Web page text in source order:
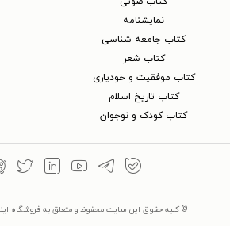
نمایشنامه
کتاب جامعه شناسی
کتاب شعر
کتاب موفقیت و خودیاری
کتاب تاریخ اسلام
کتاب کودک و نوجوان
© کلیه حقوق این سایت محفوظ و متعلق به فروشگاه